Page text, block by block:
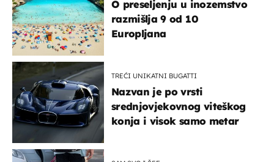
O preseljenju u inozemstvo
razmišlja 9 od 10
Europljana
TREĆI UNIKATNI BUGATTI
Nazvan je po vrsti
srednjovjekovnog viteškog
konja i visok samo metar